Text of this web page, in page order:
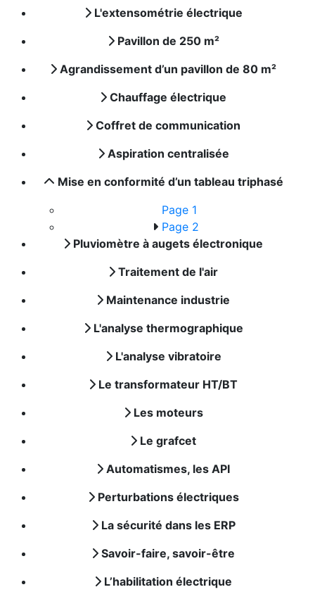
L'extensométrie électrique
Pavillon de 250 m²
Agrandissement d’un pavillon de 80 m²
Chauffage électrique
Coffret de communication
Aspiration centralisée
Mise en conformité d’un tableau triphasé
Page 1
Page 2
Pluviomètre à augets électronique
Traitement de l'air
Maintenance industrie
L'analyse thermographique
L'analyse vibratoire
Le transformateur HT/BT
Les moteurs
Le grafcet
Automatismes, les API
Perturbations électriques
La sécurité dans les ERP
Savoir-faire, savoir-être
L’habilitation électrique